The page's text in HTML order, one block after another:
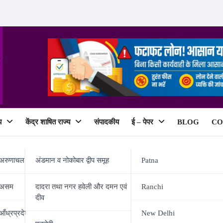
प्रदेश
केंद्र शाषित राज्य
अंडमान व नोकोबार द्वीप समूह
दादरा तथा नगर हवेली और दमन एवं
दीव
संपादकीय ई – पेपर
Patna
Ranchi
New Delhi
BLOG
ने लॉन्च किया अपना कैंपेन सॉन्ग, “फिर